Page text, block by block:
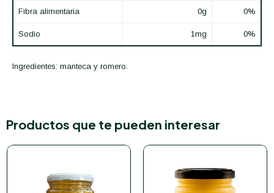
Fibra alimentaria 0g 0%
Sodio 1mg 0%
Ingredientes: manteca y romero.
Productos que te pueden interesar